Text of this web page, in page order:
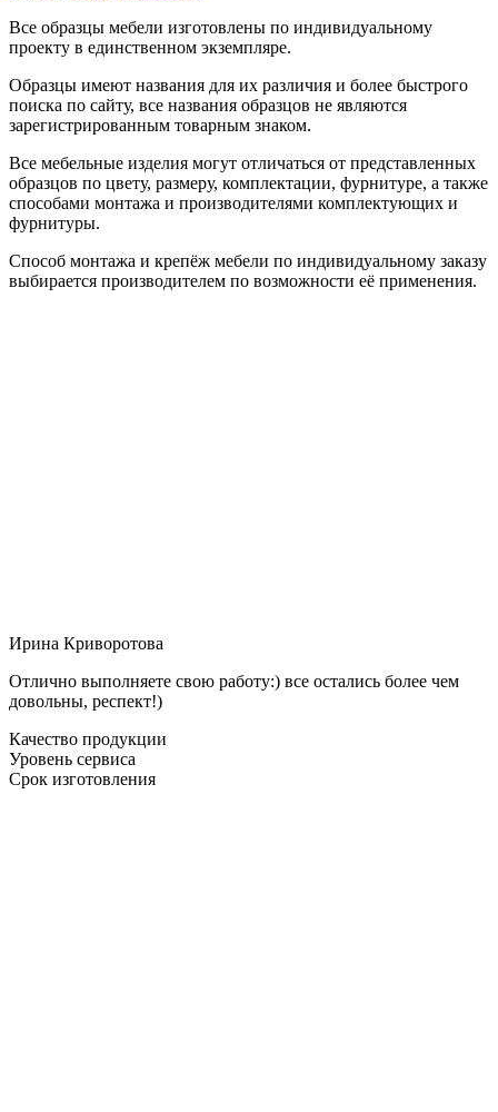
Все образцы мебели изготовлены по индивидуальному
проекту в единственном экземпляре.
Образцы имеют названия для их различия и более быстрого
поиска по сайту, все названия образцов не являются
зарегистрированным товарным знаком.
Все мебельные изделия могут отличаться от представленных
образцов по цвету, размеру, комплектации, фурнитуре, а также
способами монтажа и производителями комплектующих и
фурнитуры.
Способ монтажа и крепёж мебели по индивидуальному заказу
выбирается производителем по возможности её применения.
Ирина Криворотова
Отлично выполняете свою работу:) все остались более чем
довольны, респект!)
Качество продукции
Уровень сервиса
Срок изготовления